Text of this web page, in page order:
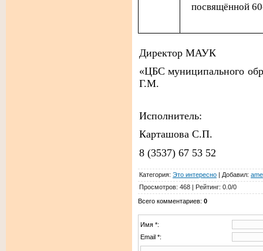
посвящённой
Директор МАУК
«ЦБС
Г.М.
Исполнитель:
Карташова С.П.
8 (3537) 67 53 52
Категория: Это интересно | Добавил:
Просмотров: 468 | Рейтинг: 0.0/0
Всего комментариев: 0
Имя *:
Email *: